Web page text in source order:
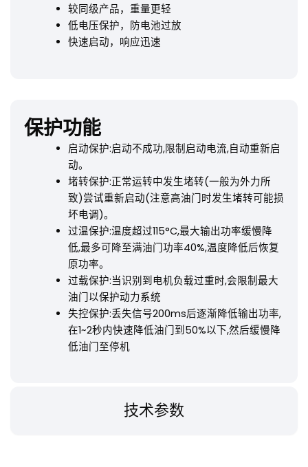
技术参数
较同级产品，重量更轻
低电压保护，防电池过放
快速启动，响应迅速
保护功能
启动保护:启动不成功,限制启动电流,自动重新启
动。
堵转保护:正常运转中发生堵转(一般为外力所
致)尝试重新启动(注意高油门时发生堵转可能损
坏电调)。
过温保护:温度超过115°C,最大输出功率缓慢降
低,最多可降至满油门功率40%,温度降低后恢复
原功率。
过载保护:当识别到电机负载过重时,会限制最大
油门以保护动力系统
失控保护:丢失信号200ms后逐渐降低输出功率,
在1~2秒内快速降低油门到50%以下,然后缓慢降
低油门至停机